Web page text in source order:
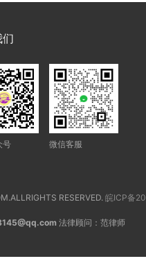
号 微信客服
RESERVED. 皖ICP备
法律顾问：范律师